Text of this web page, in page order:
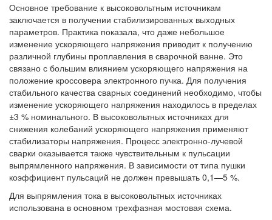
Основное требование к высоковольтным источникам
заключается в получении стабилизированных выходных
параметров. Практика показала, что даже небольшое
изменение ускоряющего напряжения приводит к получению
различной глубины проплавления в сварочной ванне. Это
связано с большим влиянием ускоряющего напряжения на
положение кроссовера электронного пучка. Для получения
стабильного качества сварных соединений необходимо, чтобы
изменение ускоряющего напряжения находилось в пределах
±3 % номинального. В высоковольтных источниках для
снижения колебаний ускоряющего напряжения применяют
стабилизаторы напряжения. Процесс электронно-лучевой
сварки оказывается также чувствительным к пульсации
выпрямленного напряжения. В зависимости от типа пушки
коэффициент пульсаций не должен превышать 0,1—5 %.
Для выпрямления тока в высоковольтных источниках
использована в основном трехфазная мостовая схема.